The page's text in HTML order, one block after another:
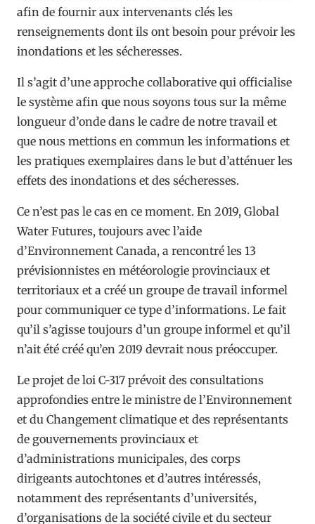
afin de fournir aux intervenants clés les
renseignements dont ils ont besoin pour prévoir les
inondations et les sécheresses.
Il s’agit d’une approche collaborative qui officialise
le système afin que nous soyons tous sur la même
longueur d’onde dans le cadre de notre travail et
que nous mettions en commun les informations et
les pratiques exemplaires dans le but d’atténuer les
effets des inondations et des sécheresses.
Ce n’est pas le cas en ce moment. En 2019, Global
Water Futures, toujours avec l’aide
d’Environnement Canada, a rencontré les 13
prévisionnistes en météorologie provinciaux et
territoriaux et a créé un groupe de travail informel
pour communiquer ce type d’informations. Le fait
qu’il s’agisse toujours d’un groupe informel et qu’il
n’ait été créé qu’en 2019 devrait nous préoccuper.
Le projet de loi C-317 prévoit des consultations
approfondies entre le ministre de l’Environnement
et du Changement climatique et des représentants
de gouvernements provinciaux et
d’administrations municipales, des corps
dirigeants autochtones et d’autres intéressés,
notamment des représentants d’universités,
d’organisations de la société civile et du secteur